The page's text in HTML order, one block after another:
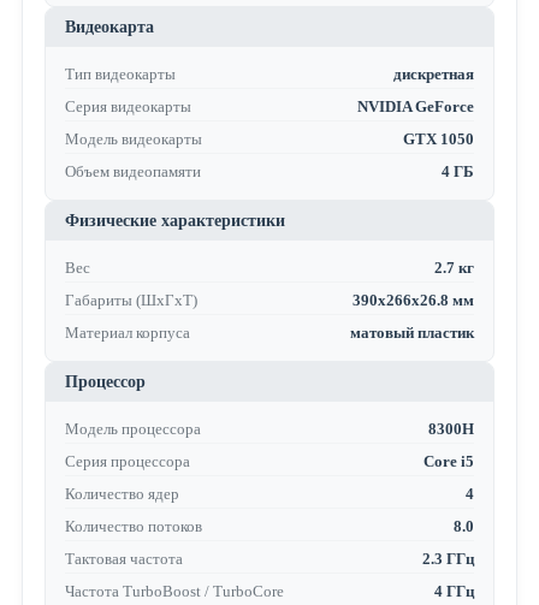
Видеокарта
Тип видеокарты
дискретная
Серия видеокарты
NVIDIA GeForce
Модель видеокарты
GTX 1050
Объем видеопамяти
4 ГБ
Физические характеристики
Вес
2.7 кг
Габариты (ШхГхТ)
390x266x26.8 мм
Материал корпуса
матовый пластик
Процессор
Модель процессора
8300H
Серия процессора
Core i5
Количество ядер
4
Количество потоков
8.0
Тактовая частота
2.3 ГГц
Частота TurboBoost / TurboCore
4 ГГц